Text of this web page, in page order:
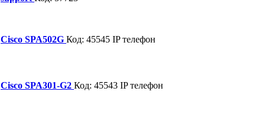
Cisco SPA502G Код: 45545 IP телефон
Cisco SPA301-G2 Код: 45543 IP телефон